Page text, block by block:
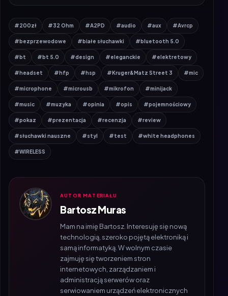
#200zł #32 Ohm #A2PD #audio #aux #Avrcp
#bezprzewodowe #białe słuchawki #bluetooth 5.0
#bt #bt 5.0 #design #eleganckie #elektretowy
#headset #hfp #hsp #Kruger&Matz Street 3 #mic
#microphone #microusb #mikrofon #minijack
#music #muzyka #opinia #opis #pojemnościowy
#pokaz #prezentacja #recenzja #review
#słuchawki nauszne #styl #test #white headphones
#WIRELESS
AUTOR MATERIAŁU
Bartosz Muras
Mam na imię Bartosz. Interesuję się nową
technologią, szeroko pojętą elektroniką i
samą informatyką. W wolnym czasie
zajmuję się tworzeniem stron
internetowych, zarządzaniem i
administracją serwerów oraz
serwiowaniem urządzeń elektronicznych